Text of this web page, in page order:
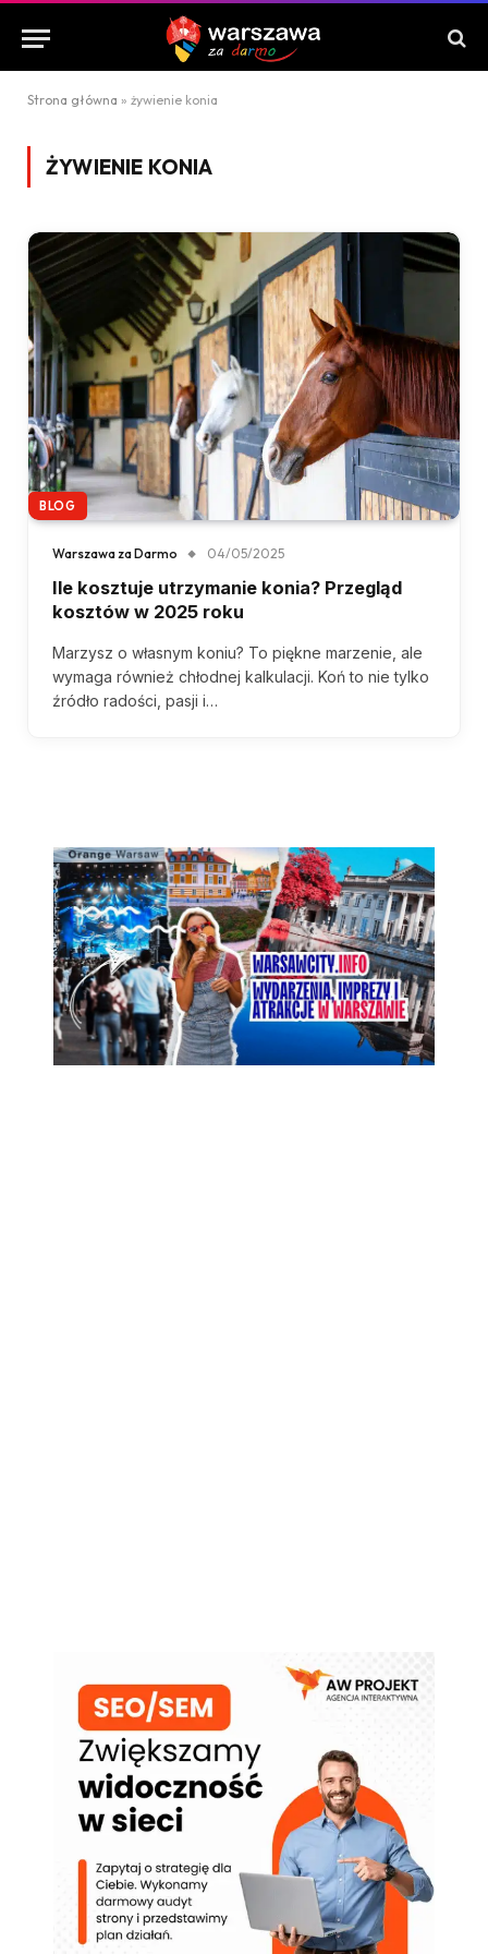
Strona główna » żywienie konia
ŻYWIENIE KONIA
BLOG
Warszawa za Darmo 04/05/2025
Ile kosztuje utrzymanie konia? Przegląd
kosztów w 2025 roku
Marzysz o własnym koniu? To piękne marzenie, ale
wymaga również chłodnej kalkulacji. Koń to nie tylko
źródło radości, pasji i…